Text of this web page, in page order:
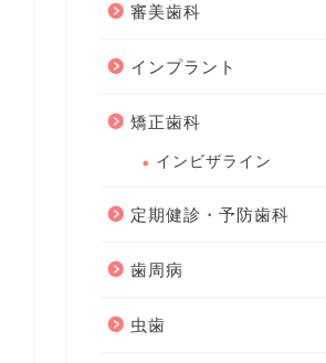
審美歯科
インプラント
矯正歯科
インビザライン
定期健診・予防歯科
歯周病
虫歯